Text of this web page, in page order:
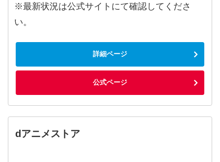
※最新状況は公式サイトにて確認してくださ
い。
詳細ページ
公式ページ
dアニメストア